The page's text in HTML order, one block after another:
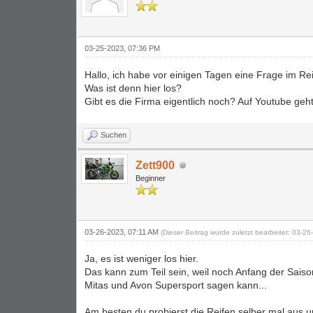
03-25-2023, 07:36 PM
Hallo, ich habe vor einigen Tagen eine Frage im
Was ist denn hier los?
Gibt es die Firma eigentlich noch? Auf Youtube
Suchen
Zett900
Beginner
03-26-2023, 07:11 AM(Dieser Beitrag wurde zuletzt bearbeitet: 03-
Ja, es ist weniger los hier.
Das kann zum Teil sein, weil noch Anfang der
Mitas und Avon Supersport sagen kann...